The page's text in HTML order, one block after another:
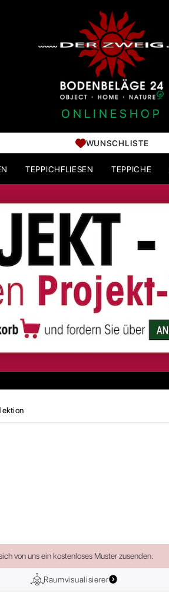
ONLINESHOP
WUNSCHLISTE
TEPPICHFLIESEN TEPPICHE
von uns ein kostenloses Muster zusenden.
Raumvisualisierer